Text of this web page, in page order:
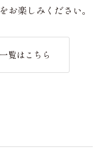
お楽しみください。
覧はこちら